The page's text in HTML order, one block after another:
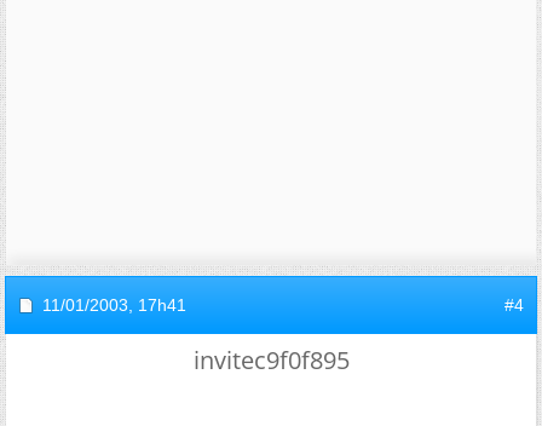
11/01/2003, 17h41 #4
invitec9f0f895